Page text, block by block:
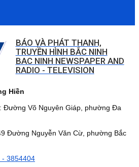
BÁO VÀ PHÁT THANH,
TRUYỀN HÌNH BẮC NINH
BAC NINH NEWSPAPER AND
RADIO - TELEVISION
Hiền
Đường Võ Nguyên Giáp, phường Đa
Nguyễn Văn Cừ, phường Bắc
- 3854404